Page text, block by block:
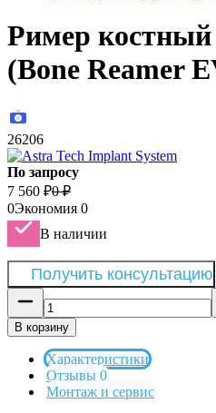
Ример костный
(Bone Reamer
26206
По запросу
7 560 ₽0 ₽
0Экономия 0
В наличии
Получить консультацию
В корзину
Характеристики
Отзывы 0
Монтаж и сервис